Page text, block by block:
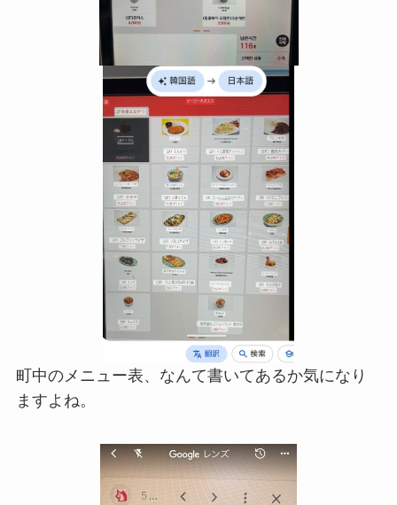
町中のメニュー表、なんて書いてあるか気になり
ますよね。